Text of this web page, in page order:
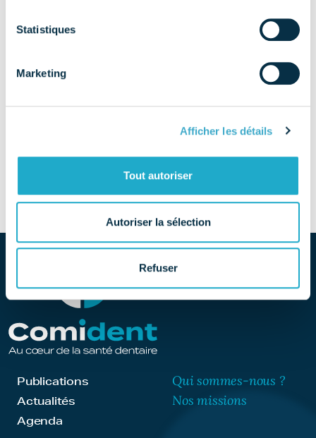
Statistiques
Marketing
Afficher les détails
Tout autoriser
Autoriser la sélection
Refuser
EMAIL
Publications
Actualités
Agenda
Qui sommes-nous ?
Nos missions